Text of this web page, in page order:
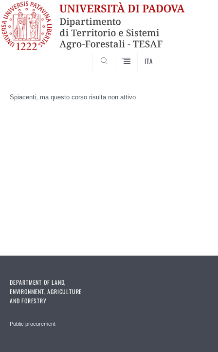
ITA
content
Spiacenti, ma questo corso risulta non attivo
DEPARTMENT OF LAND,
ENVIRONMENT, AGRICULTURE
AND FORESTRY
Public procurement